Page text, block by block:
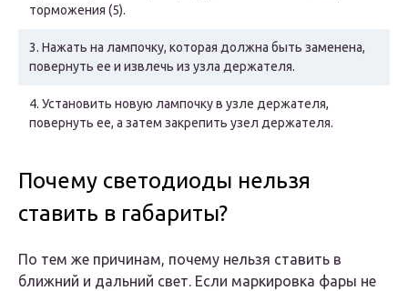
торможения (5).
3. Нажать на лампочку, которая должна быть заменена,
повернуть ее и извлечь из узла держателя.
4. Установить новую лампочку в узле держателя,
повернуть ее, а затем закрепить узел держателя.
Почему светодиоды нельзя
ставить в габариты?
По тем же причинам, почему нельзя ставить в
ближний и дальний свет. Если маркировка фары не